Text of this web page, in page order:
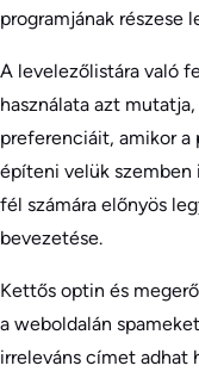
programjának részese
A levelezőlistára való
használata azt
preferenciáit, amikor a
építeni velük
fél számára előnyös
bevezetése.
Kettős optin és
a weboldalán
irreleváns címet adhat